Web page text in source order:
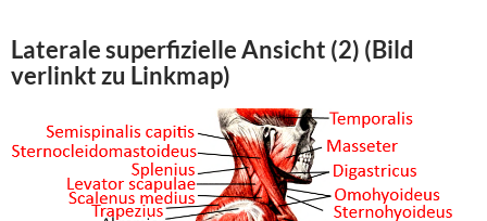
Laterale superfizielle Ansicht (2) (Bild
verlinkt zu Linkmap)